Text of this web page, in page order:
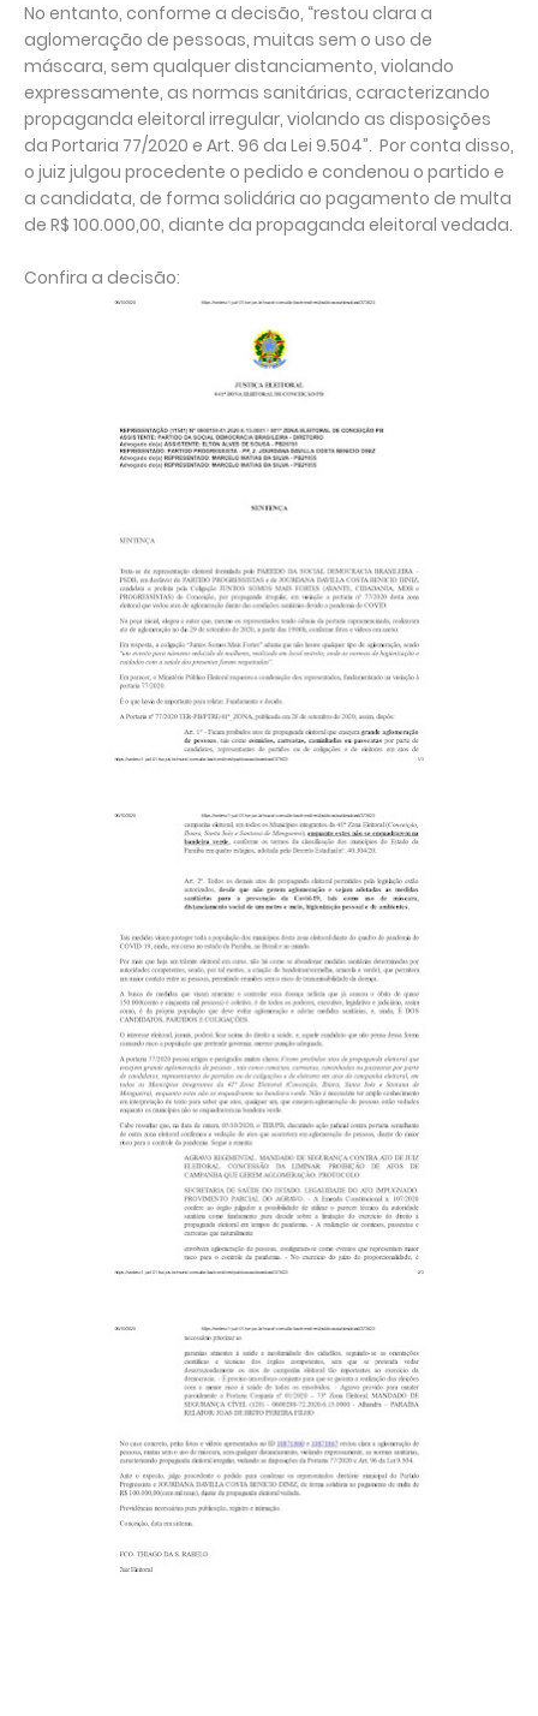
No entanto, conforme a decisão, “restou clara a
aglomeração de pessoas, muitas sem o uso de
máscara, sem qualquer distanciamento, violando
expressamente, as normas sanitárias, caracterizando
propaganda eleitoral irregular, violando as disposições
da Portaria 77/2020 e Art. 96 da Lei 9.504”. Por conta disso,
o juiz julgou procedente o pedido e condenou o partido e
a candidata, de forma solidária ao pagamento de multa
de R$ 100.000,00, diante da propaganda eleitoral vedada.
Confira a decisão: